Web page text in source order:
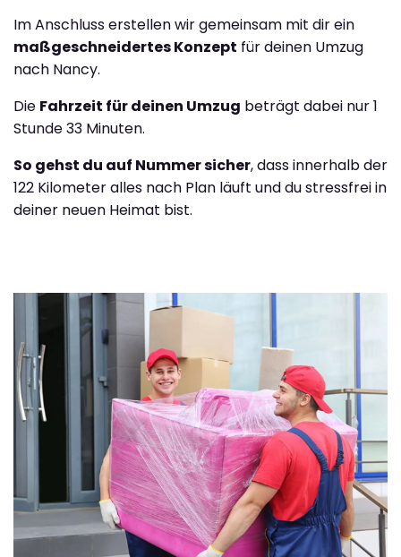
Im Anschluss erstellen wir gemeinsam mit dir ein
maßgeschneidertes Konzept für deinen Umzug
nach Nancy.
Die Fahrzeit für deinen Umzug beträgt dabei nur 1
Stunde 33 Minuten.
So gehst du auf Nummer sicher, dass innerhalb der
122 Kilometer alles nach Plan läuft und du stressfrei in
deiner neuen Heimat bist.